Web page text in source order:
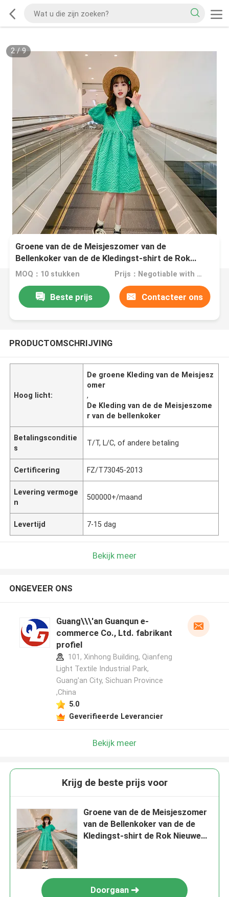
2/9
Groene van de de Meisjeszomer van de
Bellenkoker van de de Kledingst-shirt de Rok
Nieuwe Buitenlandse Stijl
MOQ：10 stukken Prijs：Negotiable with sales
Beste prijs Contacteer ons
PRODUCTOMSCHRIJVING
Hoog licht:
De groene Kleding van de Meisjesz
omer
,
De Kleding van de de Meisjeszome
r van de bellenkoker
Betalingsconditie
s
T/T, L/C, of ​​andere betaling
Certificering FZ/T73045-2013
Levering vermoge
n
500000+/maand
Levertijd 7-15 dag
Bekijk meer
ONGEVEER ONS
Guang\\\'an Guanqun e-
commerce Co., Ltd. fabrikant
profiel
101, Xinhong Building, Qianfeng
Light Textile Industrial Park,
Guang'an City, Sichuan Province
,China
5.0
Geverifieerde Leverancier
Bekijk meer
Krijg de beste prijs voor
Groene van de de Meisjeszomer
van de Bellenkoker van de de
Kledingst-shirt de Rok Nieuwe
Doorgaan